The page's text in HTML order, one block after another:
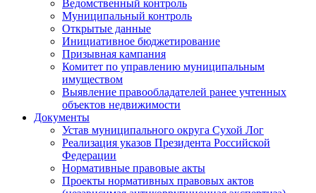
Ведомственный контроль
Муниципальный контроль
Открытые данные
Инициативное бюджетирование
Призывная кампания
Комитет по управлению муниципальным
имуществом
Выявление правообладателей ранее учтенных
объектов недвижимости
Документы
Устав муниципального округа Сухой Лог
Реализация указов Президента Российской
Федерации
Нормативные правовые акты
Проекты нормативных правовых актов